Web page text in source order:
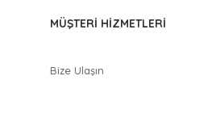
MÜŞTERİ HİZMETLERİ
Bize Ulaşın